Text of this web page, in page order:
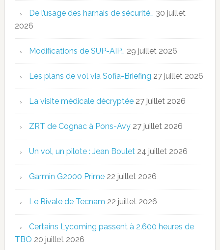
De l’usage des harnais de sécurité… 30 juillet
2026
Modifications de SUP-AIP… 29 juillet 2026
Les plans de vol via Sofia-Briefing 27 juillet 2026
La visite médicale décryptée 27 juillet 2026
ZRT de Cognac à Pons-Avy 27 juillet 2026
Un vol, un pilote : Jean Boulet 24 juillet 2026
Garmin G2000 Prime 22 juillet 2026
Le Rivale de Tecnam 22 juillet 2026
Certains Lycoming passent à 2.600 heures de
TBO 20 juillet 2026